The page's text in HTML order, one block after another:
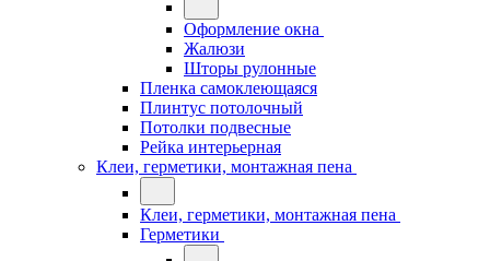
Оформление окна
Жалюзи
Шторы рулонные
Пленка самоклеющаяся
Плинтус потолочный
Потолки подвесные
Рейка интерьерная
Клеи, герметики, монтажная пена
Клеи, герметики, монтажная пена
Герметики